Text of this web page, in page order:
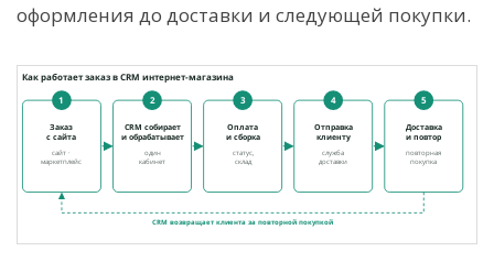
оформления до доставки и следующей покупки.